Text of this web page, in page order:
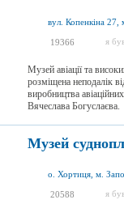
вул. Копенкіна 27,
19366 я
Музей авіації та
розміщена неподалік
виробництва
Вячеслава
Музей
о. Хортиця, м.
20588 я